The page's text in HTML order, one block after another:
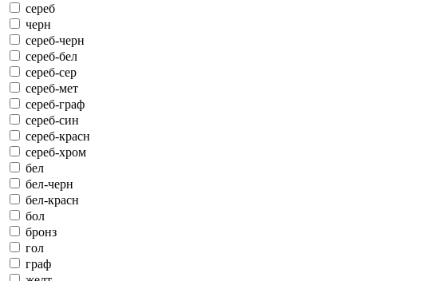
сереб
черн
сереб-черн
сереб-бел
сереб-сер
сереб-мет
сереб-граф
сереб-син
сереб-красн
сереб-хром
бел
бел-черн
бел-красн
бол
бронз
гол
граф